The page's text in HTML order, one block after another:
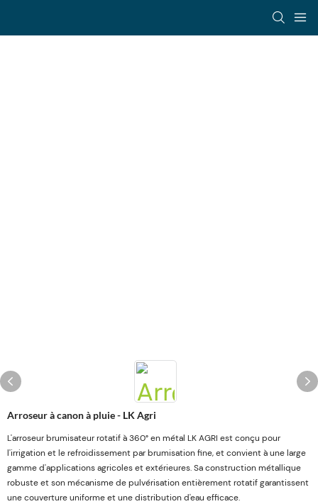
Arroseur à canon à pluie - LK Agri
L'arroseur brumisateur rotatif à 360° en métal LK AGRI est conçu pour
l'irrigation et le refroidissement par brumisation fine, et convient à une large
gamme d'applications agricoles et extérieures. Sa construction métallique
robuste et son mécanisme de pulvérisation entièrement rotatif garantissent
une couverture uniforme et une distribution d'eau efficace.